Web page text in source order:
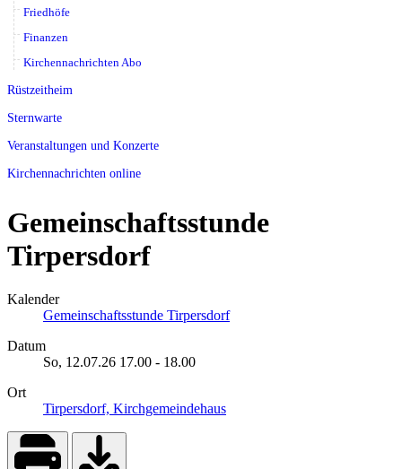
Friedhöfe
Finanzen
Kirchennachrichten Abo
Rüstzeitheim
Sternwarte
Veranstaltungen und Konzerte
Kirchennachrichten online
Gemeinschaftsstunde
Tirpersdorf
Kalender
Gemeinschaftsstunde Tirpersdorf
Datum
So, 12.07.26 17.00 - 18.00
Ort
Tirpersdorf, Kirchgemeindehaus